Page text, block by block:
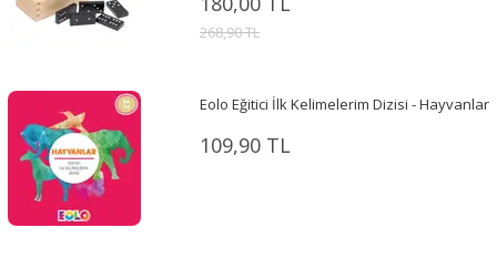
268,90 TL
Eolo Eğitici İlk Kelimelerim Dizisi - Hayvanlar
109,90 TL